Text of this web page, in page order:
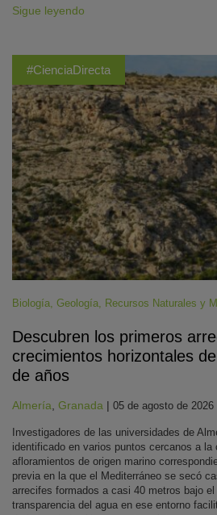
Sigue leyendo
#CienciaDirecta
Biología, Geología, Recursos Naturales y
Descubren los primeros
crecimientos horizontales
de años
Almería Granada | 05 de agosto de 2026
Investigadores de las universidades de
identificado en varios puntos cercanos a la
afloramientos de origen marino
previa en la que el Mediterráneo se secó
arrecifes formados a casi 40 metros bajo
transparencia del agua en ese entorno